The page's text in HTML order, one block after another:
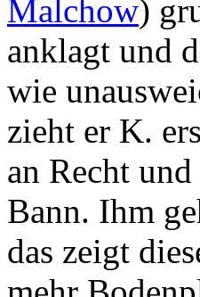
Malchow)
anklagt und
wie
zieht er K.
an Recht
Bann. Ihm
das zeigt